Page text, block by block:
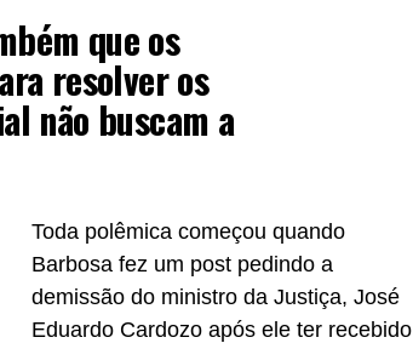
que os
resolver os
não buscam a
Toda polêmica começou quando
Barbosa fez um post pedindo a
demissão do ministro da Justiça, José
Eduardo Cardozo após ele ter recebido